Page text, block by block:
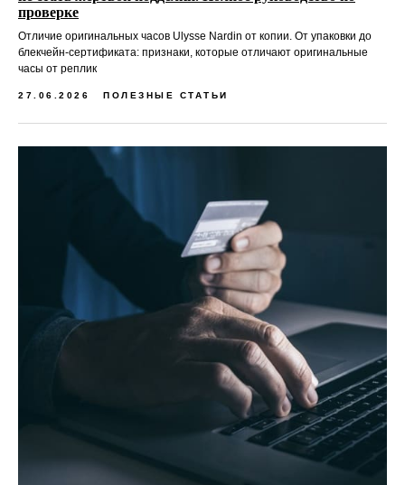
проверке
Отличие оригинальных часов Ulysse Nardin от копии. От упаковки до
блекчейн-сертификата: признаки, которые отличают оригинальные
часы от реплик
27.06.2026 ПОЛЕЗНЫЕ СТАТЬИ